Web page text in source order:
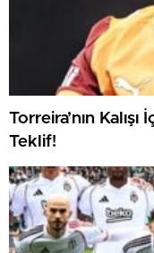
Torreira’nın Kalışı
Teklif!